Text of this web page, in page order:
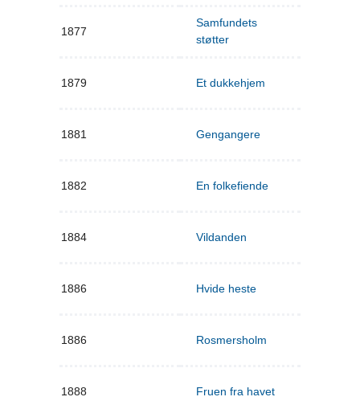
1877
Samfundets
støtter
1879 Et dukkehjem
1881 Gengangere
1882 En folkefiende
1884 Vildanden
1886 Hvide heste
1886 Rosmersholm
1888 Fruen fra havet